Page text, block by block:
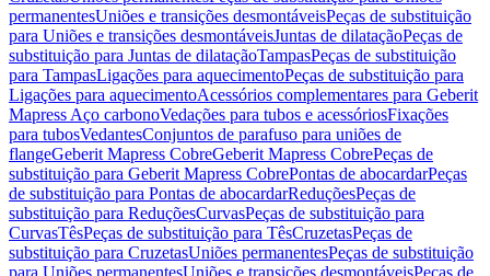
permanentesUniões e transições desmontáveisPeças de substituição
para Uniões e transições desmontáveisJuntas de dilataçãoPeças de
substituição para Juntas de dilataçãoTampasPeças de substituição
para TampasLigações para aquecimentoPeças de substituição para
Ligações para aquecimentoAcessórios complementares para Geberit
Mapress Aço carbonoVedações para tubos e acessóriosFixações
para tubosVedantesConjuntos de parafuso para uniões de
flangeGeberit Mapress CobreGeberit Mapress CobrePeças de
substituição para Geberit Mapress CobrePontas de abocardarPeças
de substituição para Pontas de abocardarReduçõesPeças de
substituição para ReduçõesCurvasPeças de substituição para
CurvasTêsPeças de substituição para TêsCruzetasPeças de
substituição para CruzetasUniões permanentesPeças de substituição
para Uniões permanentesUniões e transições desmontáveisPeças de